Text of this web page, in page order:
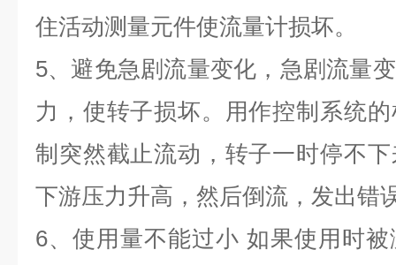
住活动测量元件使流量计损坏。
5、避免急剧流量变化，急剧流量
力，使转子损坏。用作控制系统
制突然截止流动，转子一时停不
下游压力升高，然后倒流，发出错
6、使用量不能过小 如果使用时